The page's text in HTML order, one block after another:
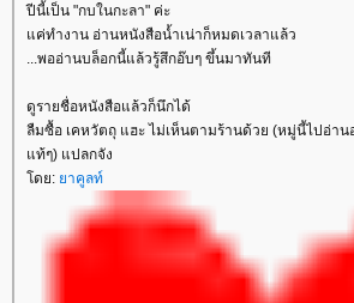
ปีนี้เป็น "กบในกะลา" ค่ะ
ค่ทำงาน อ่านหนังสือน้ำเน่าก็หมดเวลาแล้ว
...พออ่านบล็อกนี้แล้วรู้สึกอ๊บๆ ขึ้นมาทันที
ดูรายชื่อหนังสือแล้วก็นึกได้
ลืมซื้อ เคหวัตถุ แฮะ ไม่เห็นตามร้านด้วย (หมู่นี้ไปอ่า
ท้ๆ) แปลกจัง
ดย: าคูลท์